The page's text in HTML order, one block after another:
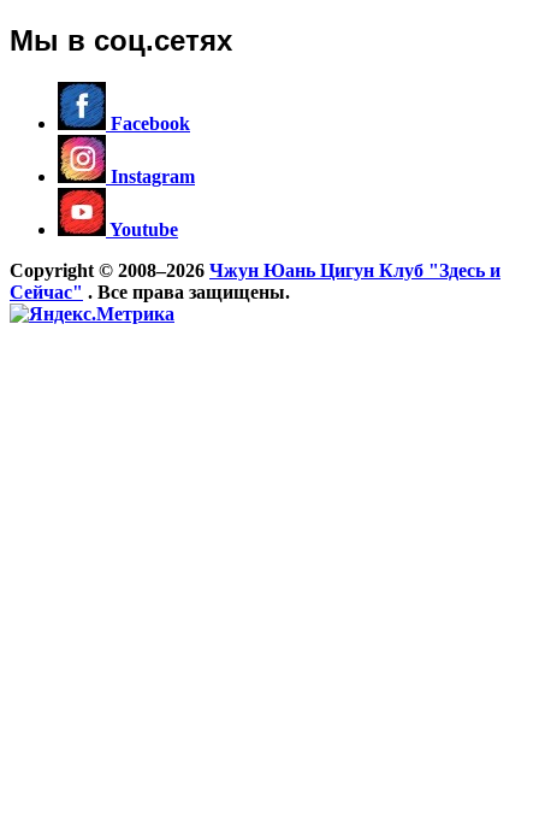
Мы в соц.сетях
Facebook
Instagram
Youtube
Copyright © 2008–2026 Чжун Юань Цигун Клуб "Здесь и
Сейчас" . Все права защищены.